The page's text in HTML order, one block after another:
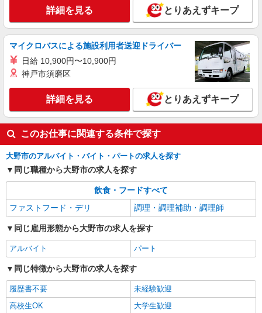
詳細を見る とりあえずキープ
マイクロバスによる施設利用者送迎ドライバー
日給 10,900円〜10,900円
神戸市須磨区
詳細を見る とりあえずキープ
このお仕事に関連する条件で探す
大野市のアルバイト・バイト・パートの求人を探す
同じ職種から大野市の求人を探す
飲食・フードすべて
ファストフード・デリ
調理・調理補助・調理師
同じ雇用形態から大野市の求人を探す
アルバイト パート
同じ特徴から大野市の求人を探す
履歴書不要
未経験歓迎
高校生OK
大学生歓迎